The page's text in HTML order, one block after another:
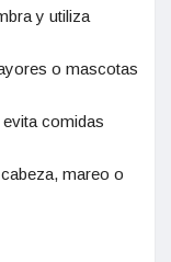
y utiliza
o mascotas
comidas
mareo o